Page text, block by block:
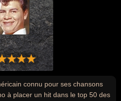
connu pour ses chansons
à placer un hit dans le top 50 des